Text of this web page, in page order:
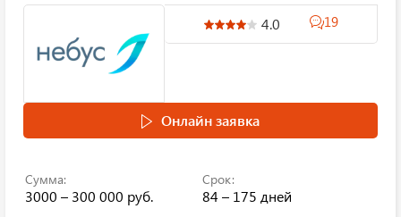
4.0 19
Онлайн заявка
Сумма:
3000 – 300 000 руб.
Срок:
84 – 175 дней